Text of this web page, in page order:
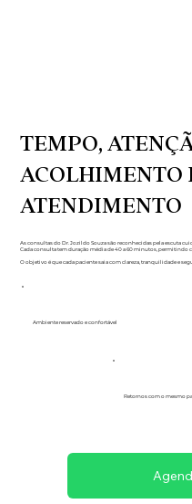
TEMPO,
ACOLHIMENTO
ATENDIMENTO
As consultas do Dr. Jozildo Souza são reconhecidas pela escuta
Cada consulta tem duração média de 40 a 60 minutos,
O objetivo é que cada paciente saia com clareza, tranquilidade e
Ambiente reservado e confortável
Retornos com o mesmo